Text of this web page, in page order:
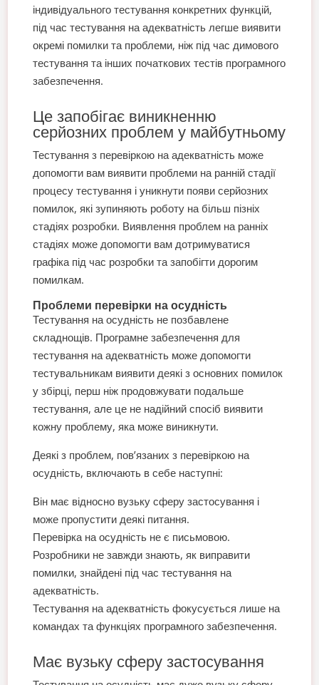
індивідуального тестування конкретних функцій,
під час тестування на адекватність легше виявити
окремі помилки та проблеми, ніж під час димового
тестування та інших початкових тестів програмного
забезпечення.
Це запобігає виникненню
серйозних проблем у майбутньому
Тестування з перевіркою на адекватність може
допомогти вам виявити проблеми на ранній стадії
процесу тестування і уникнути появи серйозних
помилок, які зупиняють роботу на більш пізніх
стадіях розробки. Виявлення проблем на ранніх
стадіях може допомогти вам дотримуватися
графіка під час розробки та запобігти дорогим
помилкам.
Проблеми перевірки на осудність
Тестування на осудність не позбавлене
складнощів. Програмне забезпечення для
тестування на адекватність може допомогти
тестувальникам виявити деякі з основних помилок
у збірці, перш ніж продовжувати подальше
тестування, але це не надійний спосіб виявити
кожну проблему, яка може виникнути.
Деякі з проблем, пов’язаних з перевіркою на
осудність, включають в себе наступні:
Він має відносно вузьку сферу застосування і
може пропустити деякі питання.
Перевірка на осудність не є письмовою.
Розробники не завжди знають, як виправити
помилки, знайдені під час тестування на
адекватність.
Тестування на адекватність фокусується лише на
командах та функціях програмного забезпечення.
Має вузьку сферу застосування